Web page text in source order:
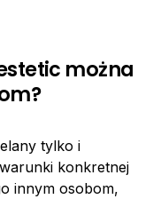
można
tylko i
konkretnej
innym osobom,